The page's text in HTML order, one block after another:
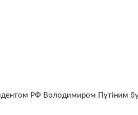
РФ Володимиром Путіним